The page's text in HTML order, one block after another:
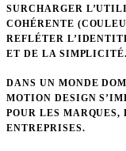
SURCHARGER
COHÉRENTE
REFLÉTER
ET DE LA SIMPLICITÉ.
DANS UN MONDE
MOTION DESIGN
POUR LES MARQUES,
ENTREPRISES.